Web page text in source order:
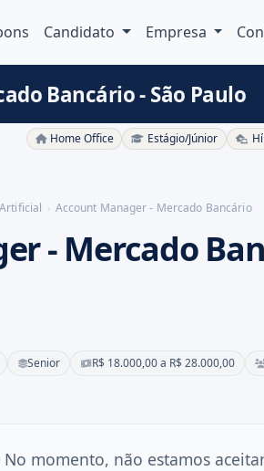
Candidato Empresa
Bancário - São Paulo
Home Office Estágio/Júnior
Account Manager - Mercado Bancário
- Mercado
Senior R$ 18.000,00 a R$ 28.000,00
momento, não estamos